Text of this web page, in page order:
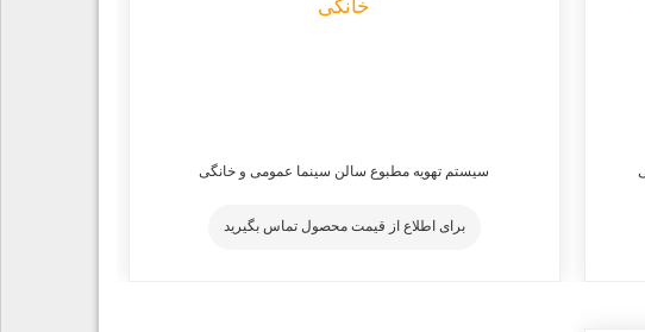
سیستم تهویه مطبوع سالن سینما عمومی و خانگی
برای اطلاع از قیمت محصول تماس بگیرید